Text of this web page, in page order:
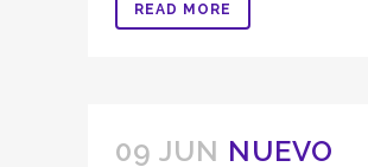
READ MORE
09 JUN NUEVO